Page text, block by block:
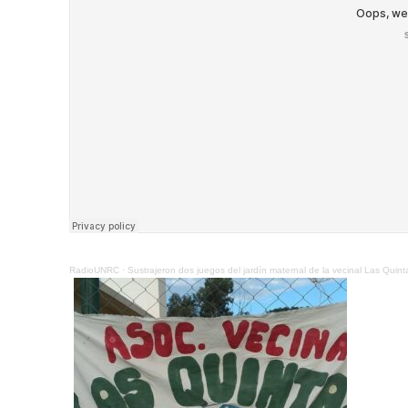
RadioUNRC · Sustrajeron dos juegos del jardín maternal de la vecinal Las